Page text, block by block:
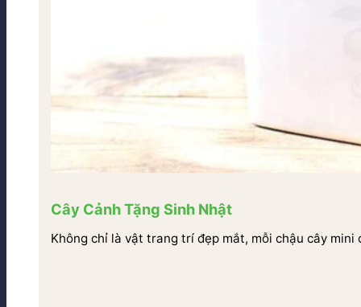
Cây Cảnh Tặng Sinh Nhật
Không chỉ là vật trang trí đẹp mắt, mỗi chậu cây